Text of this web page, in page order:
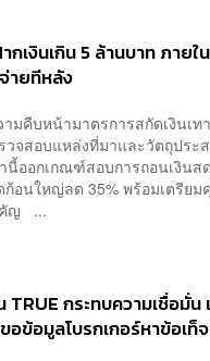
กเงินเกิน 5 ล้านบาท ภายใน
ายทีหลัง
มคืบหน้ามาตรการสกัดเงินเท
วจสอบแหล่งที่มาและวัตถุประ
ออกเกณฑ์สอบการถอนเงินส
อนใหญ่ลด 35% พร้อมเตรียม
คัญ ...
กระทบความเชื่อมั่น
ข้อมูลโบรกเกอร์หาข้อเท็